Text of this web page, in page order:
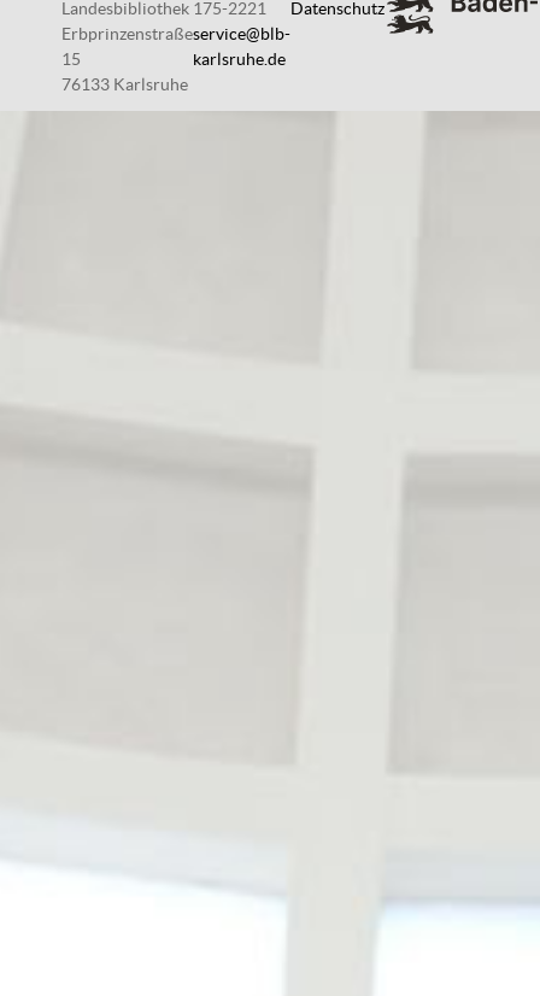
Landesbibliothek
Erbprinzenstraße
15
76133 Karlsruhe
175-2221
service@blb-
karlsruhe.de
Datenschutz